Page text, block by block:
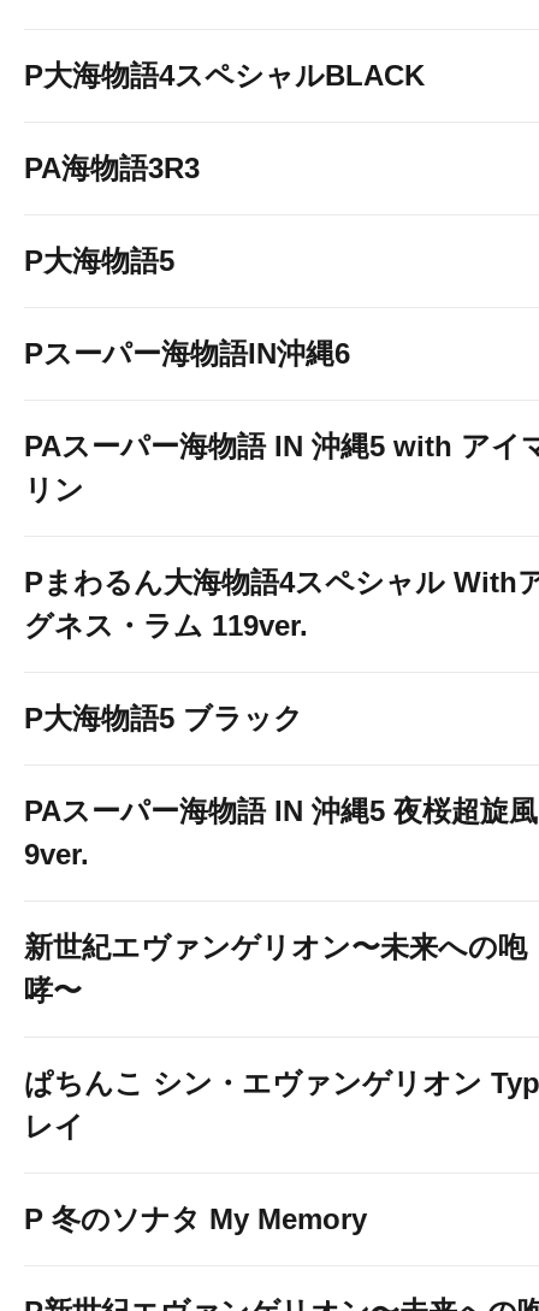
P大海物語4スペシャルBLACK
PA海物語3R3
P大海物語5
Pスーパー海物語IN沖縄6
PAスーパー海物語 IN 沖縄5 with アイ
リン
Pまわるん大海物語4スペシャル With
グネス・ラム 119ver.
P大海物語5 ブラック
PAスーパー海物語 IN 沖縄5 夜桜超旋
9ver.
新世紀エヴァンゲリオン〜未来への咆
哮〜
ぱちんこ シン・エヴァンゲリオン
レイ
P 冬のソナタ My Memory